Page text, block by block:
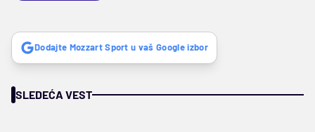
Dodajte Mozzart Sport u vaš Google izbor
SLEDEĆA VEST